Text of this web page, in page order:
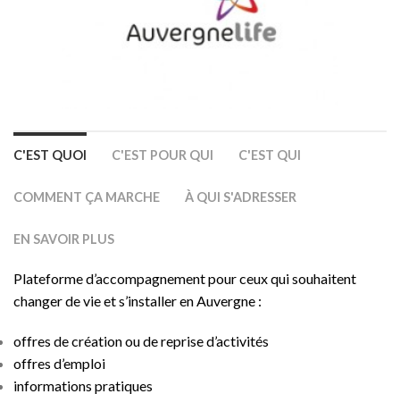
C'EST QUOI C'EST POUR QUI C'EST QUI
COMMENT ÇA MARCHE À QUI S'ADRESSER
EN SAVOIR PLUS
Plateforme d’accompagnement pour ceux qui souhaitent
changer de vie et s’installer en Auvergne :
offres de création ou de reprise d’activités
offres d’emploi
informations pratiques